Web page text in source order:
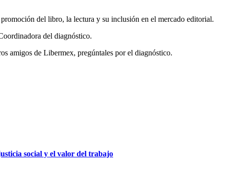
del libro, la lectura y su inclusión en el mercado editorial.
del diagnóstico.
amigos de Libermex, pregúntales por el diagnóstico.
social y el valor del trabajo